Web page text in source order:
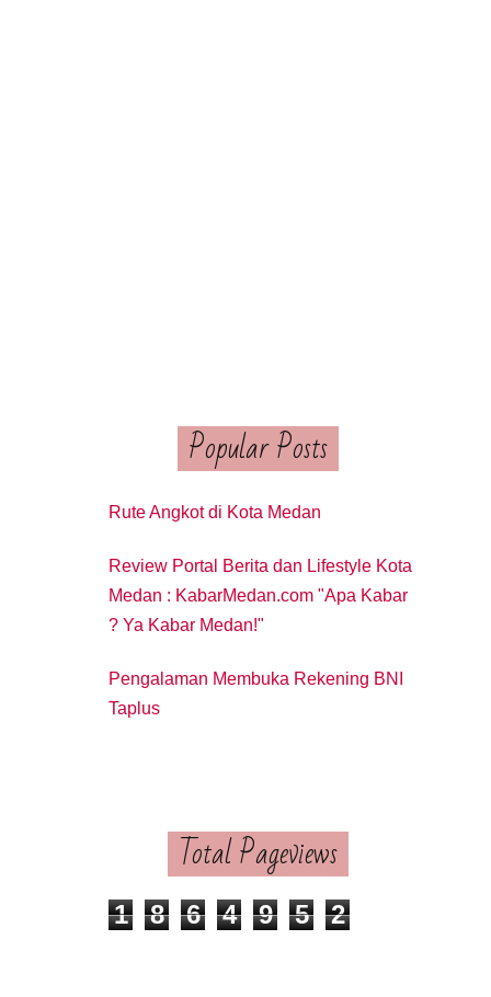
Popular Posts
Rute Angkot di Kota Medan
Review Portal Berita dan Lifestyle Kota
Medan : KabarMedan.com "Apa Kabar
? Ya Kabar Medan!"
Pengalaman Membuka Rekening BNI
Taplus
Total Pageviews
1 8 6 4 9 5 2